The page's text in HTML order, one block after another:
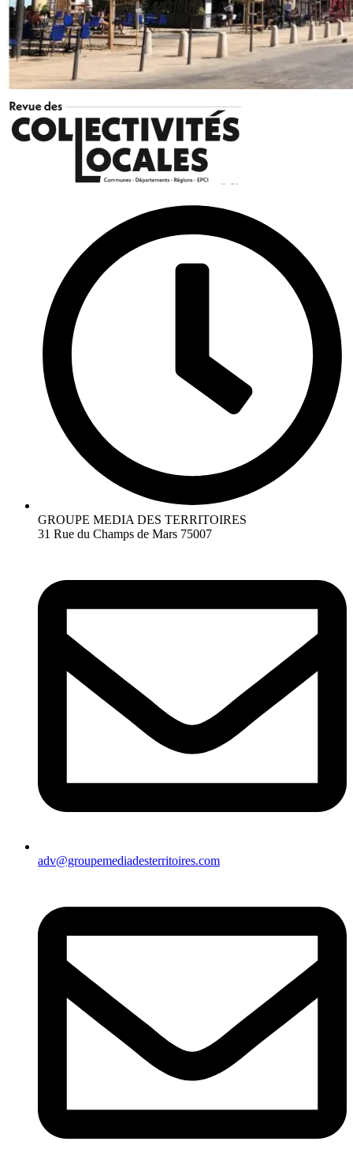
GROUPE MEDIA DES TERRITOIRES
31 Rue du Champs de Mars 75007
adv@groupemediadesterritoires.com